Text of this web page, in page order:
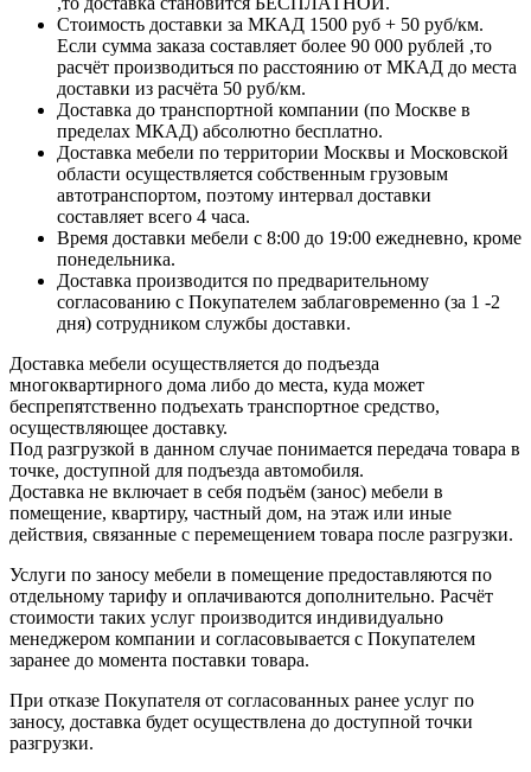
Стоимость доставки за МКАД 1500 руб + 50 руб/км.
Если сумма заказа составляет более 90 000 рублей ,то
расчёт производиться по расстоянию от МКАД до места
доставки из расчёта 50 руб/км.
Доставка до транспортной компании (по Москве в
пределах МКАД) абсолютно бесплатно.
Доставка мебели по территории Москвы и Московской
области осуществляется собственным грузовым
автотранспортом, поэтому интервал доставки
составляет всего 4 часа.
Время доставки мебели с 8:00 до 19:00 ежедневно, кроме
понедельника.
Доставка производится по предварительному
согласованию с Покупателем заблаговременно (за 1 -2
дня) сотрудником службы доставки.
Доставка мебели осуществляется до подъезда
многоквартирного дома либо до места, куда может
беспрепятственно подъехать транспортное средство,
осуществляющее доставку.
Под разгрузкой в данном случае понимается передача товара в
точке, доступной для подъезда автомобиля.
Доставка не включает в себя подъём (занос) мебели в
помещение, квартиру, частный дом, на этаж или иные
действия, связанные с перемещением товара после разгрузки.
Услуги по заносу мебели в помещение предоставляются по
отдельному тарифу и оплачиваются дополнительно. Расчёт
стоимости таких услуг производится индивидуально
менеджером компании и согласовывается с Покупателем
заранее до момента поставки товара.
При отказе Покупателя от согласованных ранее услуг по
заносу, доставка будет осуществлена до доступной точки
разгрузки.